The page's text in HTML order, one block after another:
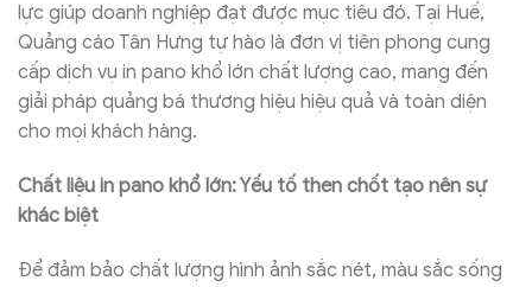
lực giúp doanh nghiệp đạt được mục tiêu đó. Tại Huế,
Quảng cáo Tân Hưng tự hào là đơn vị tiên phong cung
cấp dịch vụ in pano khổ lớn chất lượng cao, mang đến
giải pháp quảng bá thương hiệu hiệu quả và toàn diện
cho mọi khách hàng.
Chất liệu in pano khổ lớn: Yếu tố then chốt tạo nên sự
khác biệt
Để đảm bảo chất lượng hình ảnh sắc nét, màu sắc sống